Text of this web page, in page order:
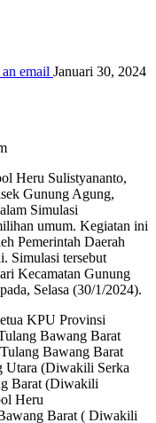
an email Januari 30, 2024
Heru Sulistyananto,
Gunung Agung,
Simulasi
umum. Kegiatan ini
Pemerintah Daerah
Simulasi tersebut
Kecamatan Gunung
Selasa (30/1/2024).
KPU Provinsi
Bawang Barat
Bawang Barat
Utara (Diwakili Serka
Barat (Diwakili
Heru
Barat ( Diwakili